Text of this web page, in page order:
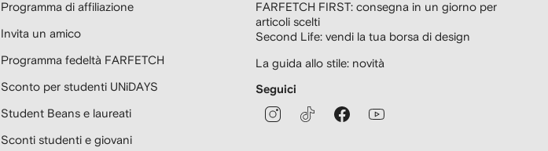
Programma di affiliazione
Invita un amico
Programma fedeltà FARFETCH
Sconto per studenti UNiDAYS
Student Beans e laureati
Sconti studenti e giovani
FARFETCH FIRST: consegna in un giorno per
articoli scelti
Second Life: vendi la tua borsa di design
La guida allo stile: novità
Seguici